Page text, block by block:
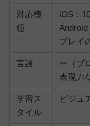
対応機
種
iOS：
プレイ
言語
ー（プ
表現力
学習ス
タイル
ビジュ